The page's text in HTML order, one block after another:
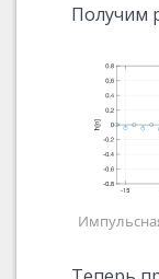
Получим